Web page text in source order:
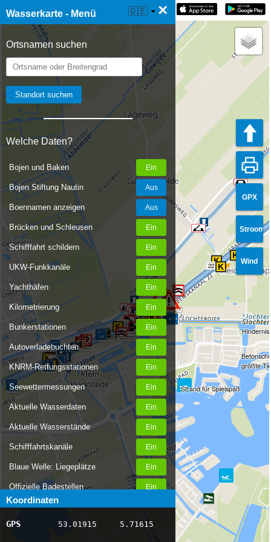
Wasserkarte - Menü ×
Ortsnamen suchen
Welche Daten?
Bojen und Baken
Bojen Stiftung Nautin
Boennamen anzeigen
Brücken und Schleusen
Schifffahrt schildern
UKW-Funkkanäle
Yachthäfen
Kilometrierung
Bunkerstationen
Autoverladebuchten
KNRM-Rettungsstationen
Seewettermessungen
Aktuelle Wasserdaten
Aktuelle Wasserstände
Schifffahrtskanäle
Blaue Welle: Liegeplätze
Offizielle Badestellen
Nachrichten Binnenschifffahrt
AIS-Schiffspositionen
Koordinaten
GPS 53.01915 5.71615
☰ Wasserkarte Live 🇩🇪
GPX
Stroom
Wind
23
24
22
Strand für Spielspaß
größte